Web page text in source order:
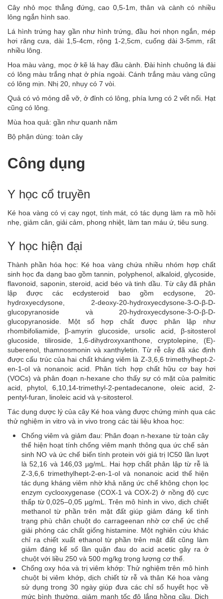
Cây nhỏ mọc thẳng đứng, cao 0,5-1m, thân và cành có nhiều
lông ngắn hình sao.
Lá hình trứng hay gần như hình trứng, đầu hơi nhọn ngắn, mép
hơi răng cưa, dài 1,5-4cm, rộng 1-2,5cm, cuống dài 3-5mm, rất
nhiều lông.
Hoa màu vàng, mọc ở kẽ lá hay đầu cành. Đài hình chuông lá đài
có lông màu trắng nhạt ở phía ngoài. Cánh trắng màu vàng cũng
có lông mịn. Nhị 20, nhụy có 7 vòi.
Quả có vỏ mỏng dễ vỡ, ở đỉnh có lông, phía lưng có 2 vết nổi. Hạt
cũng có lông.
Mùa hoa quả: gần như quanh năm
Bộ phận dùng: toàn cây
Công dụng
Y học cổ truyền
Ké hoa vàng có vị cay ngọt, tính mát, có tác dụng làm ra mồ hôi
nhẹ, giảm cân, giải cảm, phong nhiệt, làm tan máu ứ, tiêu sung.
Y học hiện đại
Thành phần hóa học: Ké hoa vàng chứa nhiều nhóm hợp chất
sinh học đa dạng bao gồm tannin, polyphenol, alkaloid, glycoside,
flavonoid, saponin, steroid, acid béo và tinh dầu. Từ cây đã phân
lập được các ecdysteroid bao gồm ecdysone, 20-
hydroxyecdysone, 2-deoxy-20-hydroxyecdysone-3-O-β-D-
glucopyranoside và 20-hydroxyecdysone-3-O-β-D-
glucopyranoside. Một số hợp chất được phân lập như
rhombifoliamide, β-amyrin glucoside, ursolic acid, β-sitosterol
glucoside, tiliroside, 1,6-dihydroxyxanthone, cryptolepine, (E)-
suberenol, thamnosmonin và xanthyletin. Từ rễ cây đã xác định
được cấu trúc của hai chất kháng viêm là Z-3,6,6 trimethylhept-2-
en-1-ol và nonanoic acid. Phân tích hợp chất hữu cơ bay hơi
(VOCs) và phân đoạn n-hexane cho thấy sự có mặt của palmitic
acid, phytol, 6,10,14-trimethyl-2-pentadecanone, oleic acid, 2-
pentyl-furan, linoleic acid và γ-sitosterol.
Tác dụng dược lý của cây Ké hoa vàng được chứng minh qua các
thử nghiệm in vitro và in vivo trong các tài liệu khoa học:
Chống viêm và giảm đau: Phân đoạn n-hexane từ toàn cây
thể hiện hoạt tính chống viêm mạnh thông qua ức chế sản
sinh NO và ức chế biến tính protein với giá trị IC50 lần lượt
là 52,16 và 146,03 µg/mL. Hai hợp chất phân lập từ rễ là
Z-3,6,6 trimethylhept-2-en-1-ol và nonanoic acid thể hiện
tác dụng kháng viêm nhờ khả năng ức chế không chọn lọc
enzym cyclooxygenase (COX-1 và COX-2) ở nồng độ cực
thấp từ 0,025–0,05 µg/mL. Trên mô hình in vivo, dịch chiết
methanol từ phần trên mặt đất giúp giảm đáng kể tình
trạng phù chân chuột do carrageenan nhờ cơ chế ức chế
giải phóng các chất giống histamine. Một nghiên cứu khác
chỉ ra chiết xuất ethanol từ phần trên mặt đất cũng làm
giảm đáng kể số lần quặn đau do acid acetic gây ra ở
chuột với liều 250 và 500 mg/kg trọng lượng cơ thể.
Chống oxy hóa và trị viêm khớp: Thử nghiệm trên mô hình
chuột bị viêm khớp, dịch chiết từ rễ và thân Ké hoa vàng
sử dụng trong 30 ngày giúp đưa các chỉ số huyết học về
mức bình thường, giảm mạnh tốc độ lắng hồng cầu. Dịch